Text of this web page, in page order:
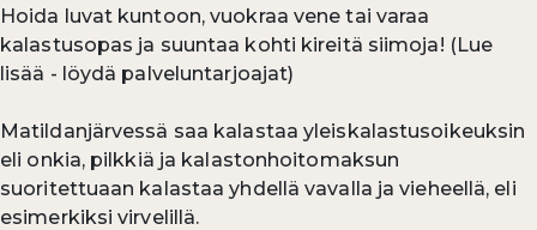
Hoida luvat kuntoon, vuokraa vene tai varaa
kalastusopas ja suuntaa kohti kireitä siimoja! (Lue
lisää - löydä palveluntarjoajat)
Matildanjärvessä saa kalastaa yleiskalastusoikeuksin
eli onkia, pilkkiä ja kalastonhoitomaksun
suoritettuaan kalastaa yhdellä vavalla ja vieheellä, eli
esimerkiksi virvelillä.